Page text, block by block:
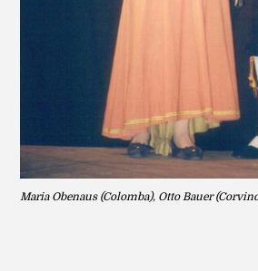
Maria Obenaus (Colomba), Otto Bauer